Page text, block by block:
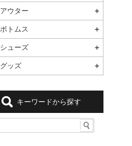
アウター
ボトムス
シューズ
グッズ
キーワードから探す